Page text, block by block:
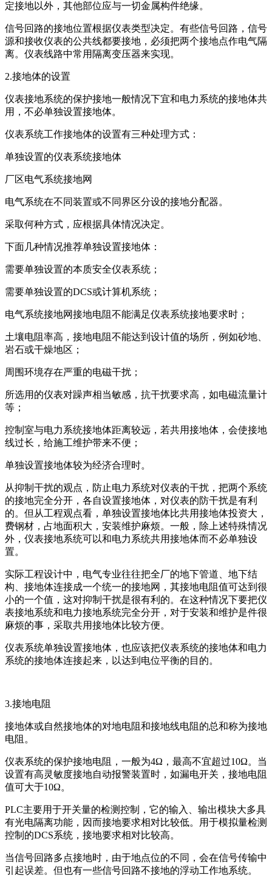
定接地以外，其他部位应与一切金属构件绝缘。
信号回路的接地位置根据仪表类型决定。有些信号回路，信号
源和接收仪表的公共线都要接地，必须把两个接地点作电气隔
离。仪表线路中常用隔离变压器来实现。
2.接地体的设置
仪表接地系统的保护接地一般情况下宜和电力系统的接地体共
用，不必单独设置接地体。
仪表系统工作接地体的设置有三种处理方式：
单独设置的仪表系统接地体
厂区电气系统接地网
电气系统在不同装置或不同界区分设的接地分配器。
采取何种方式，应根据具体情况决定。
下面几种情况推荐单独设置接地体：
需要单独设置的本质安全仪表系统；
需要单独设置的DCS或计算机系统；
电气系统接地网接地电阻不能满足仪表系统接地要求时；
土壤电阻率高，接地电阻不能达到设计值的场所，例如砂地、
岩石或干燥地区；
周围环境存在严重的电磁干扰；
所选用的仪表对躁声相当敏感，抗干扰要求高，如电磁流量计
等；
控制室与电力系统接地体距离较远，若共用接地体，会使接地
线过长，给施工维护带来不便；
单独设置接地体较为经济合理时。
从抑制干扰的观点，防止电力系统对仪表的干扰，把两个系统
的接地完全分开，各自设置接地体，对仪表的防干扰是有利
的。但从工程观点看，单独设置接地体比共用接地体投资大，
费钢材，占地面积大，安装维护麻烦。一般，除上述特殊情况
外，仪表接地系统可以和电力系统共用接地体而不必单独设
置。
实际工程设计中，电气专业往往把全厂的地下管道、地下结
构、接地体连接成一个统一的接地网，其接地电阻值可达到很
小的一个值，这对抑制干扰是很有利的。在这种情况下要把仪
表接地系统和电力接地系统完全分开，对于安装和维护是件很
麻烦的事，采取共用接地体比较方便。
仪表系统单独设置接地体，也应该把仪表系统的接地体和电力
系统的接地体连接起来，以达到电位平衡的目的。
3.接地电阻
接地体或自然接地体的对地电阻和接地线电阻的总和称为接地
电阻。
仪表系统的保护接地电阻，一般为4Ω，最高不宜超过10Ω。当
设置有高灵敏度接地自动报警装置时，如漏电开关，接地电阻
值可大于10Ω。
PLC主要用于开关量的检测控制，它的输入、输出模块大多具
有光电隔离功能，因而接地要求相对比较低。用于模拟量检测
控制的DCS系统，接地要求相对比较高。
当信号回路多点接地时，由于地点位的不同，会在信号传输中
引起误差。但也有一些信号回路不接地的浮动工作地系统。